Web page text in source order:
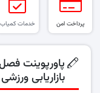
پرداخت امن خدمات کمیاب
بازاریابی ورزشی